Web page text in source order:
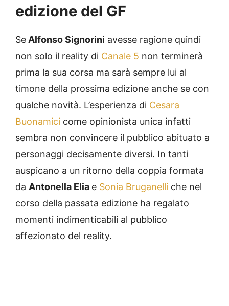
edizione del GF
Se Alfonso Signorini avesse ragione quindi
non solo il reality di Canale 5 non terminerà
prima la sua corsa ma sarà sempre lui al
timone della prossima edizione anche se con
qualche novità. L’esperienza di Cesara
Buonamici come opinionista unica infatti
sembra non convincere il pubblico abituato a
personaggi decisamente diversi. In tanti
auspicano a un ritorno della coppia formata
da Antonella Elia e Sonia Bruganelli che nel
corso della passata edizione ha regalato
momenti indimenticabili al pubblico
affezionato del reality.